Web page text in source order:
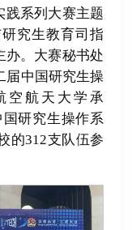
践系列大赛主题
究生教育司指
办。大赛秘书处
届中国研究生操
空航天大学承
国研究生操作系
的312支队伍参